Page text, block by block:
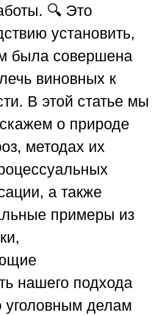
🔍 Это
установить,
была совершена
виновных к
В этой статье мы
о природе
методах их
а также
примеры из
нашего подхода
уголовным делам